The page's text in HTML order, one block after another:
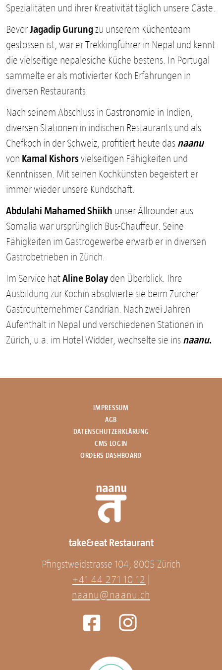
Spezialitäten und ihrer Kreativität täglich unsere Gäste.
BevorJagadip Gurungzu unserem Küchenteam
gestossen ist, war er Trekkingführer in Nepal und kennt
die vielseitige nepalesiche Küche bestens. In Portugal
sammelte er als motivierter Koch Erfahrungen in
diversen Restaurants.
Nach seinem Abschluss in Gastronomie in Indien,
diversen Stationen in indischen Restaurants und als
Chefkoch in der Schweiz, profitiert heute das naanu
von Kamal Kishors vielseitigen Fähigkeiten und
Kenntnissen. Mit seinen Kochkünsten begeistert er
immer wieder unsere Kundschaft.
Abdulahi Mahamed Shiikh unser Allrounder aus
Somalia war ursprünglich Bus-Chauffeur. Seine
Fähigkeiten im Gastrogewerbe erwarb er in diversen
Gastrobetrieben in Zürich.
Im Service hatAline Bolay den Überblick. Ihre
Ausbildung zur Köchin absolvierte sie beim Zürcher
Gastrounternehmer Candrian. Nach zwei Jahren
Aufenthalt in Nepal und verschiedenen Stationen in
Zürich, u.a. im Hotel Widder, wechselte sie ins naanu.
IMPRESSUM
AGB
DATENSCHUTZERKLÄRUNG
CMS LOGIN
ORDERS DASHBOARD
take&eat Restaurant
Pfingstweidstrasse 104, 8005 Zürich
+41 44 271 10 12
naanu@naanu.ch